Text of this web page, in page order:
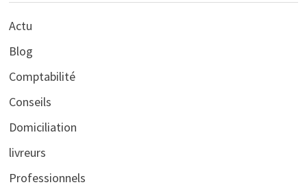
Actu
Blog
Comptabilité
Conseils
Domiciliation
livreurs
Professionnels